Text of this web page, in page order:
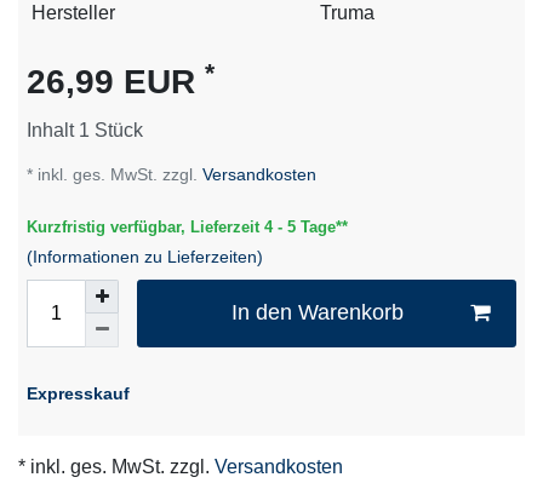
Technisches
Wert
Hersteller Truma
26,99 EUR *
Inhalt 1 Stück
* inkl. ges. MwSt. zzgl. Versandkosten
Kurzfristig verfügbar, Lieferzeit 4 - 5 Tage**
(Informationen zu Lieferzeiten)
In den Warenkorb
Expresskauf
* inkl. ges. MwSt. zzgl. Versandkosten